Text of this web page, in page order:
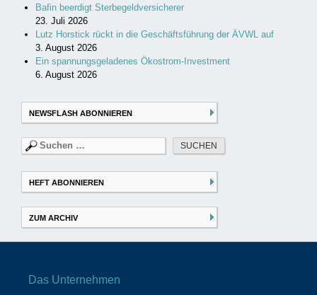
Bafin beerdigt Sterbegeldversicherer
23. Juli 2026
Lutz Horstick rückt in die Geschäftsführung der ÄVWL auf
3. August 2026
Ein spannungsgeladenes Ökostrom-Investment
6. August 2026
NEWSFLASH ABONNIEREN
Suchen
nach:
HEFT ABONNIEREN
ZUM ARCHIV
Das Unternehmen